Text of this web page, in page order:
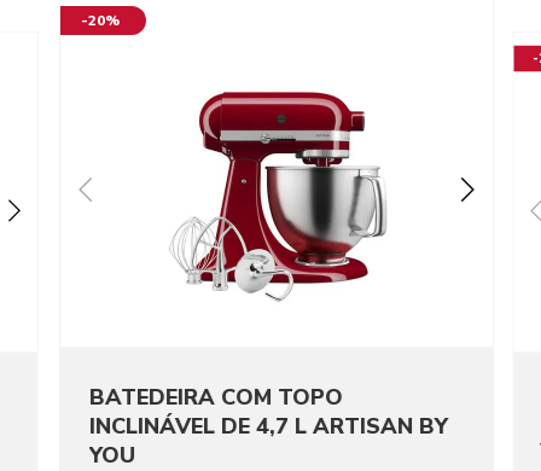
-20%
BATEDEIRA COM TOPO
INCLINÁVEL DE 4,7 L ARTISAN BY
YOU
-